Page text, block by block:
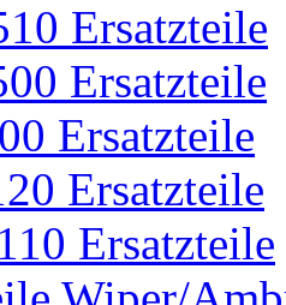
Ersatzteile
Ersatzteile
Ersatzteile
Ersatzteile
Ersatzteile